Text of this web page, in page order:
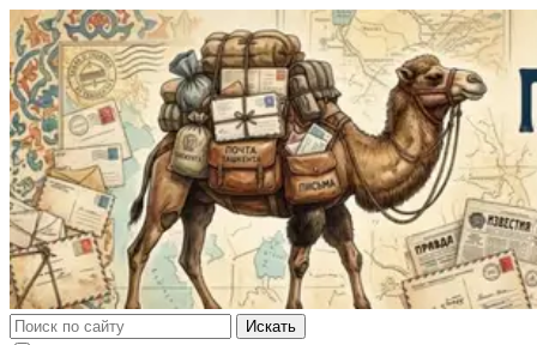
Искать